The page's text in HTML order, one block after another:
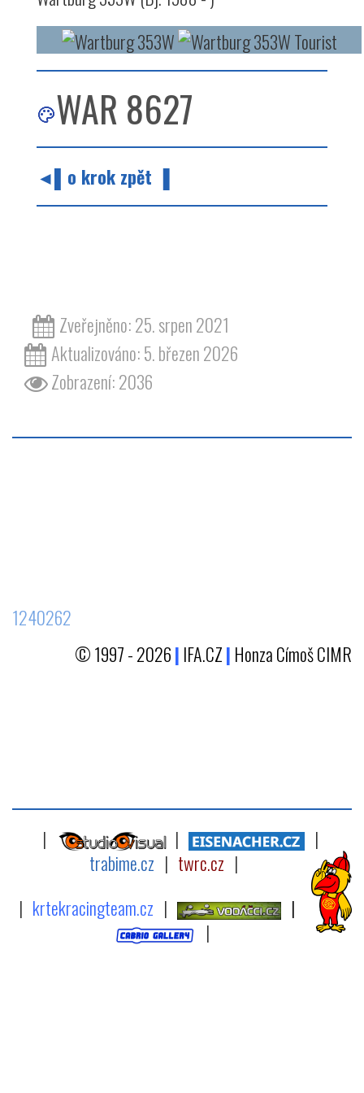
WAR 8627
◄▌o krok zpět ▐
Zveřejněno: 25. srpen 2021
Aktualizováno: 5. březen 2026
Zobrazení: 2036
1240262
© 1997 - 2026| IFA.CZ| Honza Címoš CIMR
| |
|
trabime.cz | twrc.cz |
| krtekracingteam.cz |
|
|